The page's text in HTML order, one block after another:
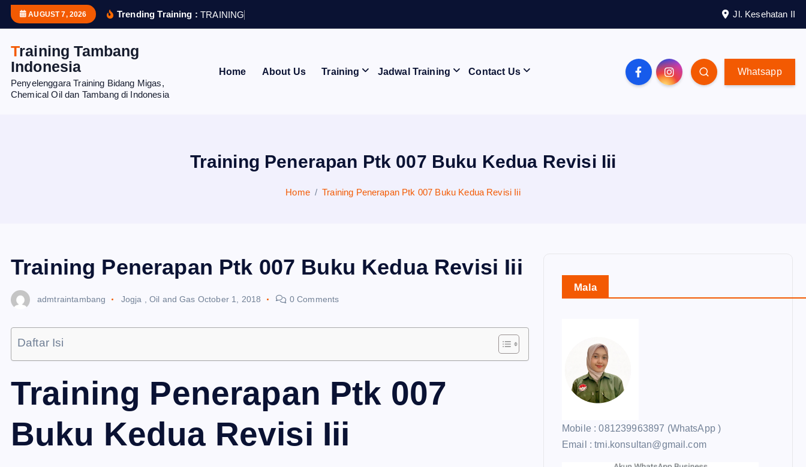
AUGUST 7, 2026 Trending Training : TRAINING Jl. Kesehatan II
Training Tambang
Indonesia
Penyelenggara Training Bidang Migas,
Chemical Oil dan Tambang di Indonesia
Home About Us Training Jadwal Training Contact Us Whatsapp
Training Penerapan Ptk 007 Buku Kedua Revisi Iii
Home Training Penerapan Ptk 007 Buku Kedua Revisi Iii
Training Penerapan Ptk 007 Buku Kedua Revisi Iii
admtraintambang Jogja Oil and Gas October 1, 2018 0 Comments
Daftar Isi
Training Penerapan Ptk 007
Buku Kedua Revisi Iii
Mala
Mobile : 081239963897 (WhatsApp )
Email : tmi.konsultan@gmail.com